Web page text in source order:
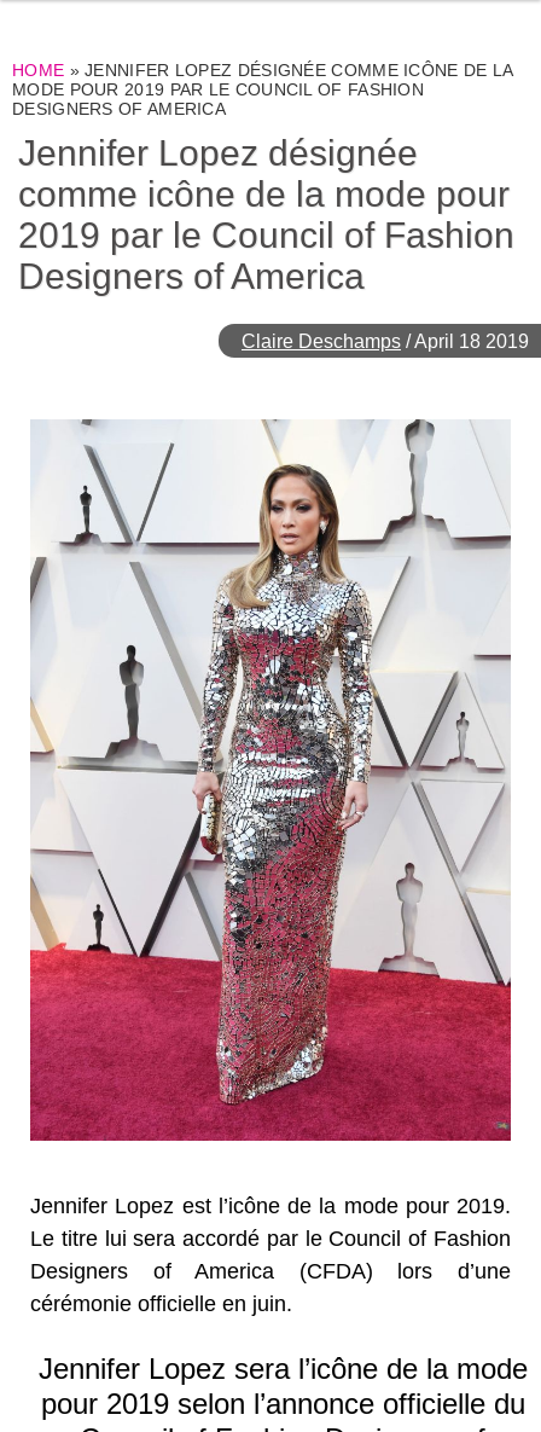
HOME »JENNIFER LOPEZ DÉSIGNÉE COMME ICÔNE DE LA
MODE POUR 2019 PAR LE COUNCIL OF FASHION
DESIGNERS OF AMERICA
Jennifer Lopez désignée
comme icône de la mode pour
2019 par le Council of Fashion
Designers of America
Claire Deschamps /April 18 2019
Jennifer Lopez est l’icône de la mode pour 2019.
Le titre lui sera accordé par le Council of Fashion
Designers of America (CFDA) lors d’une
cérémonie officielle en juin.
Jennifer Lopez sera l’icône de la mode
pour 2019 selon l’annonce officielle du